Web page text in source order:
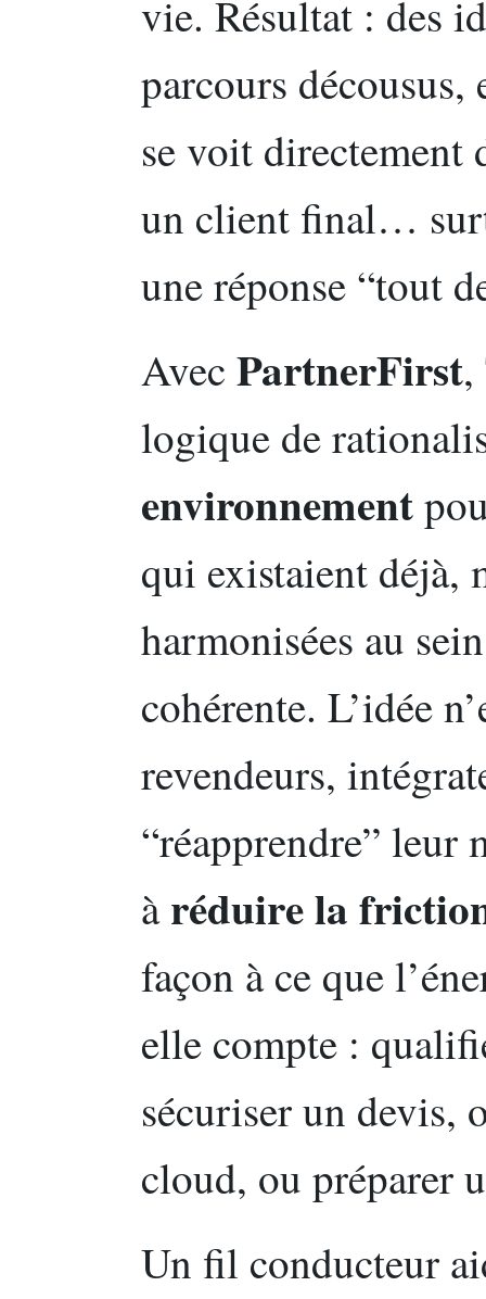
vie. Résultat : des
parcours
se voit directement
un client final…
une réponse “tout
Avec PartnerFirst
logique de
environnement
qui existaient déjà,
harmonisées au
cohérente. L’idée
revendeurs,
“réapprendre” leur
àréduire la
façon à ce que
elle compte :
sécuriser un devis,
cloud, ou préparer
Un fil conducteur